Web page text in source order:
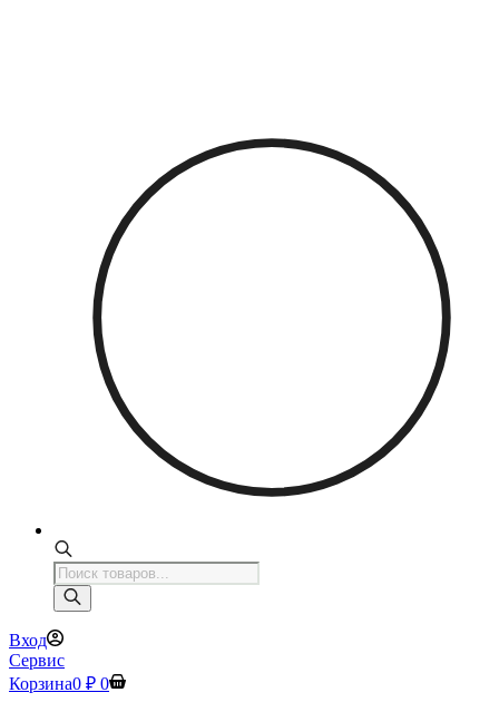
Поиск
товаров
Вход
Сервис
Корзина0 ₽ 0